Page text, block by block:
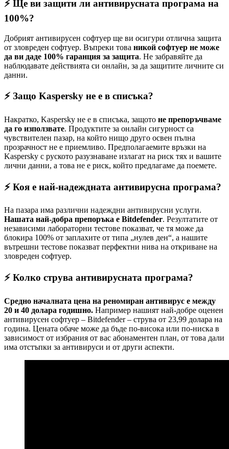
⚡ Ще ви защити ли антивирусната програма на
100%?
Добрият антивирусен софтуер ще ви осигури отлична защита
от зловреден софтуер. Въпреки това никой софтуер не може
да ви даде 100% гаранция за защита. Не забравяйте да
наблюдавате действията си онлайн, за да защитите личните си
данни.
⚡ Защо Kaspersky не е в списъка?
Накратко, Kaspersky не е в списъка, защото не препоръчваме
да го използвате. Продуктите за онлайн сигурност са
чувствителен пазар, на който нищо друго освен пълна
прозрачност не е приемливо. Предполагаемите връзки на
Kaspersky с руското разузнаване излагат на риск тях и вашите
лични данни, а това не е риск, който предлагаме да поемете.
⚡ Коя е най-надеждната антивирусна програма?
На пазара има различни надеждни антивирусни услуги.
Нашата най-добра препоръка е Bitdefender. Резултатите от
независими лабораторни тестове показват, че тя може да
блокира 100% от заплахите от типа „нулев ден“, а нашите
вътрешни тестове показват перфектни нива на откриване на
зловреден софтуер.
⚡ Колко струва антивирусната програма?
Средно началната цена на реномиран антивирус е между
20 и 40 долара годишно. Например нашият най-добре оценен
антивирусен софтуер – Bitdefender – струва от 23,99 долара на
година. Цената обаче може да бъде по-висока или по-ниска в
зависимост от избрания от вас абонаментен план, от това дали
има отстъпки за антивируси и от други аспекти.